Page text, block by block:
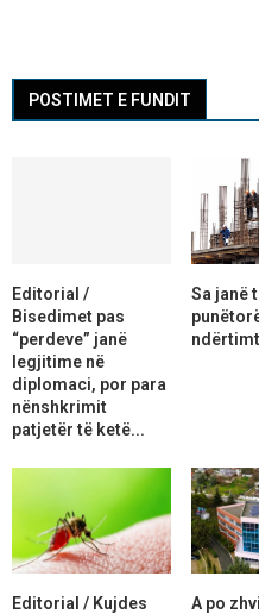
POSTIMET E FUNDIT
Editorial /
Bisedimet pas
“perdeve” janë
legjitime në
diplomaci, por para
nënshkrimit
patjetër të ketë...
Sa janë
Editorial / Kujdes
A po